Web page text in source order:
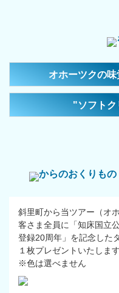
オホーツクの
"ソフト
からのおくりも
斜里町から当ツアー（オ
客さま全員に「知床国立
登録20周年」を記念した
１枚プレゼントいたします
※色は選べません